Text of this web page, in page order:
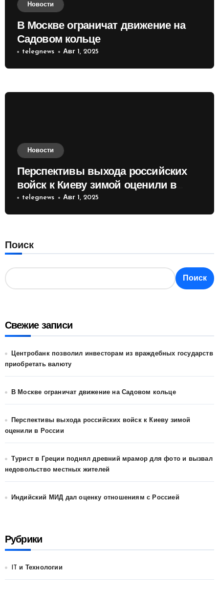
Новости
В Москве ограничат движение на
Садовом кольце
telegnews Авг 1, 2025
Новости
Перспективы выхода российских
войск к Киеву зимой оценили в
России
telegnews Авг 1, 2025
Поиск
Поиск
Свежие записи
Центробанк позволил инвесторам из враждебных государств
приобретать валюту
В Москве ограничат движение на Садовом кольце
Перспективы выхода российских войск к Киеву зимой
оценили в России
Турист в Греции поднял древний мрамор для фото и вызвал
недовольство местных жителей
Индийский МИД дал оценку отношениям с Россией
Рубрики
IT и Технологии